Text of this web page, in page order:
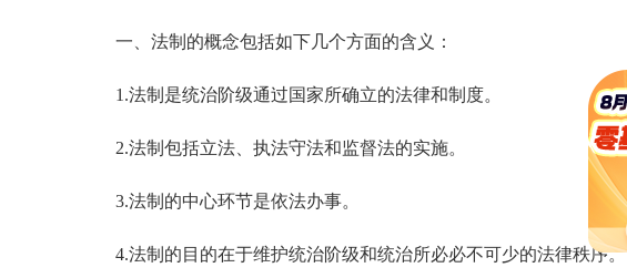
一、法制的概念包括如下几个方面的含义：
1.法制是统治阶级通过国家所确立的法律和制度。
2.法制包括立法、执法守法和监督法的实施。
3.法制的中心环节是依法办事。
4.法制的目的在于维护统治阶级和统治所必必不可少的法律秩序。